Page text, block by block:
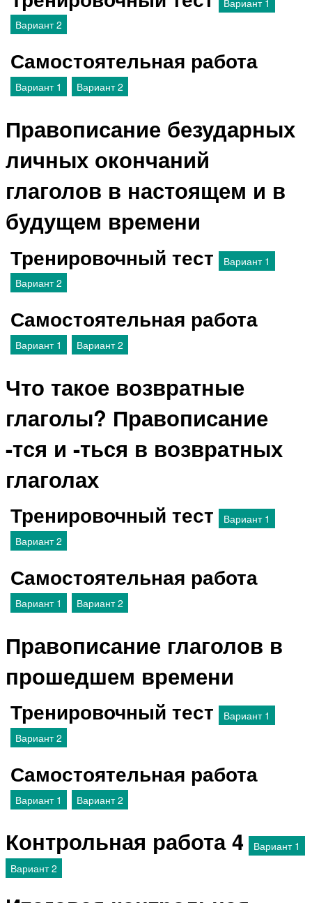
Вариант 2
Самостоятельная работа
Вариант 1 Вариант 2
Правописание безударных
личных окончаний
глаголов в настоящем и в
будущем времени
Тренировочный тест
Вариант 1
Вариант 2
Самостоятельная работа
Вариант 1 Вариант 2
Что такое возвратные
глаголы? Правописание
-тся и -ться в возвратных
глаголах
Тренировочный тест
Вариант 1
Вариант 2
Самостоятельная работа
Вариант 1 Вариант 2
Правописание глаголов в
прошедшем времени
Тренировочный тест
Вариант 1
Вариант 2
Самостоятельная работа
Вариант 1 Вариант 2
Контрольная работа 4
Вариант 1
Вариант 2